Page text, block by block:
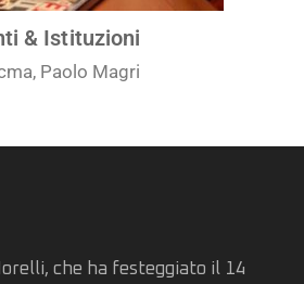
& Istituzioni
Paolo Magri
che ha festeggiato il 14